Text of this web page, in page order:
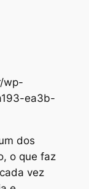
wp-
ea3b-
dos
o que faz
vez